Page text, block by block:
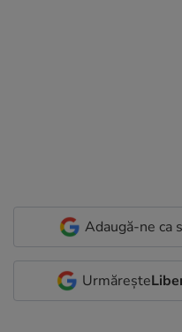
Adaugă-ne ca
Urmărește